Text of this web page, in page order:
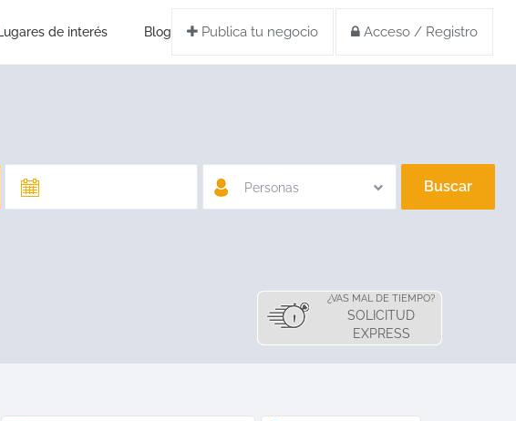
Publica tu negocio Acceso / Registro
Lugares de interés Blog
Personas Buscar
¿VAS MAL DE TIEMPO?
SOLICITUD
EXPRESS